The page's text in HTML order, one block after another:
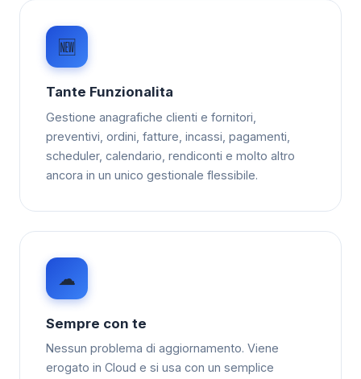
🆕
Tante Funzionalita
Gestione anagrafiche clienti e fornitori,
preventivi, ordini, fatture, incassi, pagamenti,
scheduler, calendario, rendiconti e molto altro
ancora in un unico gestionale flessibile.
☁
Sempre con te
Nessun problema di aggiornamento. Viene
erogato in Cloud e si usa con un semplice